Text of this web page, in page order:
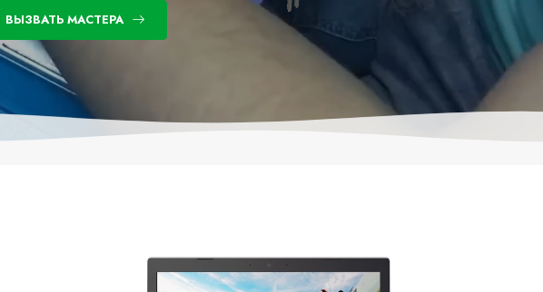
ВЫЗВАТЬ МАСТЕРА